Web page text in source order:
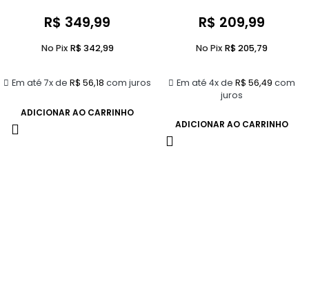
R$ 349,99
Em até 7x de R$ 56,18 com juros
No Pix R$342,99
ADICIONAR AO CARRINHO
R$ 209,99
Em até 4x de R$ 56,49 com
juros
No Pix R$205,79
ADICIONAR AO CARRINHO